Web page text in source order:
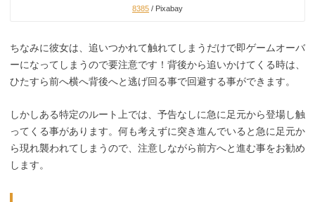
8385 / Pixabay
ちなみに彼女は、追いつかれて触れてしまうだけで即ゲームオーバ
ーになってしまうので要注意です！背後から追いかけてくる時は、
ひたすら前へ横へ背後へと逃げ回る事で回避する事ができます。
しかしある特定のルート上では、予告なしに急に足元から登場し触
ってくる事があります。何も考えずに突き進んでいると急に足元か
ら現れ襲われてしまうので、注意しながら前方へと進む事をお勧め
します。